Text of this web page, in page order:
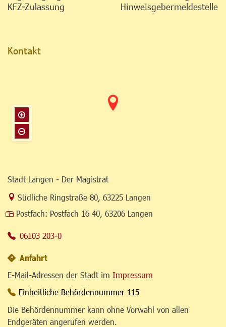
KFZ-Zulassung
Hinweisgebermeldestelle
Kontakt
Stadt Langen - Der Magistrat
Link zur Google-Maps Navigation
Südliche Ringstraße 80 63225 Langen
Postfach: Postfach 16 40, 63206 Langen
06103 203-0
Anfahrt
E-Mail-Adressen der Stadt im Impressum
Einheitliche Behördennummer 115
Die Behördennummer kann ohne Vorwahl von allen
Endgeräten angerufen werden.